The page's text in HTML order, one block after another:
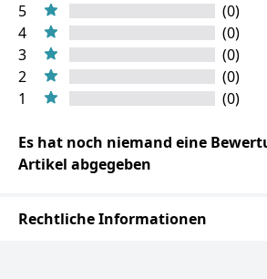
5
(0)
4
(0)
3
(0)
2
(0)
1
(0)
Es hat noch niemand eine
Artikel abgegeben
Rechtliche Informationen